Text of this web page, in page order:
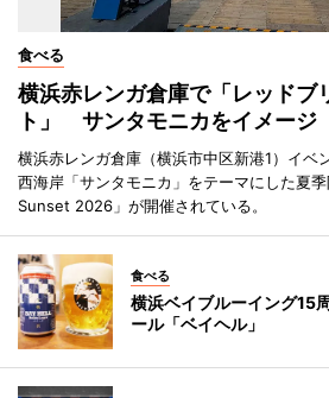
食べる
横浜赤レンガ倉庫で「レッドブ
ト」 サンタモニカをイメージ
横浜赤レンガ倉庫（横浜市中区新港1）イベ
西海岸「サンタモニカ」をテーマにした夏
Sunset 2026」が開催されている。
食べる
横浜ベイブルーイング
ール「ベイヘル」